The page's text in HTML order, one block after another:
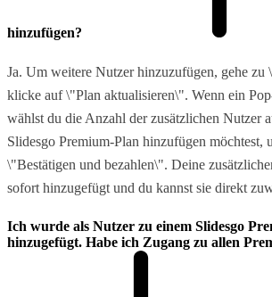
hinzufügen?
Ja. Um weitere Nutzer hinzuzufügen, gehe
klicke auf \"Plan aktualisieren\". Wenn ein
wählst du die Anzahl der zusätzlichen Nutzer
Slidesgo Premium-Plan hinzufügen möchtest,
\"Bestätigen und bezahlen\". Deine
sofort hinzugefügt und du kannst sie direkt
Ich wurde als Nutzer zu einem Slidesgo
hinzugefügt. Habe ich Zugang zu allen